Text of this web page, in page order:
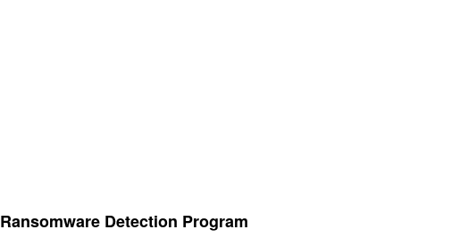
Ransomware Detection Program